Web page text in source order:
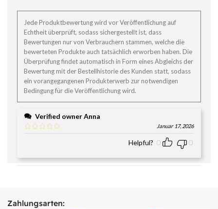
Jede Produktbewertung wird vor Veröffentlichung auf
Echtheit überprüft, sodass sichergestellt ist, dass
Bewertungen nur von Verbrauchern stammen, welche die
bewerteten Produkte auch tatsächlich erworben haben. Die
Überprüfung findet automatisch in Form eines Abgleichs der
Bewertung mit der Bestellhistorie des Kunden statt, sodass
ein vorangegangenen Produkterwerb zur notwendigen
Bedingung für die Veröffentlichung wird.
Verified ownerAnna
Januar 17, 2026
Helpful? 0 0
Zahlungsarten: